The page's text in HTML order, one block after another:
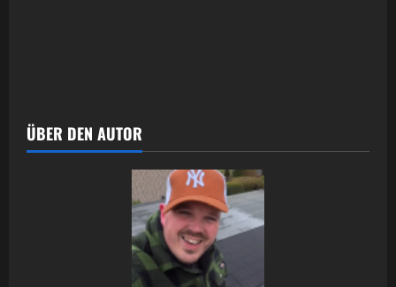
ÜBER DEN AUTOR